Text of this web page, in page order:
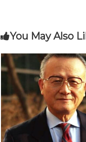
ナ
ビ
ゲ
ー
シ
You May Also